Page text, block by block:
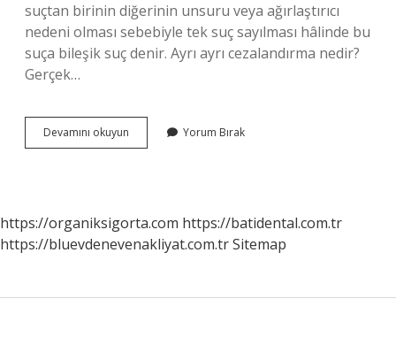
suçtan birinin diğerinin unsuru veya ağırlaştırıcı
nedeni olması sebebiyle tek suç sayılması hâlinde bu
suça bileşik suç denir. Ayrı ayrı cezalandırma nedir?
Gerçek…
Devamını okuyun Mütemadi
Suç
Yorum Bırak
https://organiksigorta.com https://batidental.com.tr
https://bluevdenevenakliyat.com.trSitemap